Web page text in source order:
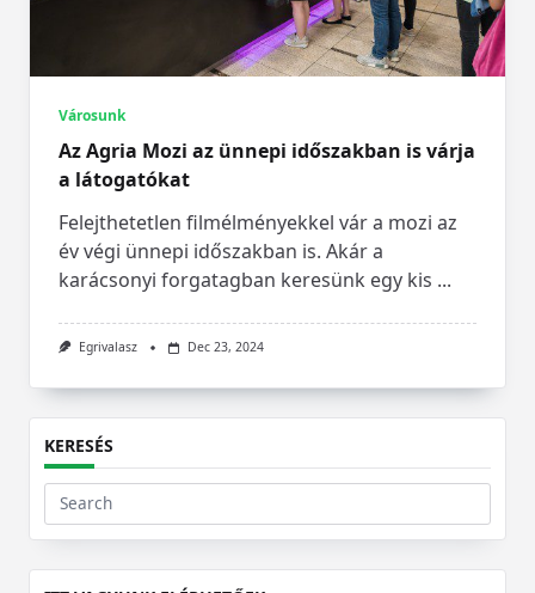
Városunk
Az Agria Mozi az ünnepi időszakban is várja
a látogatókat
Felejthetetlen filmélményekkel vár a mozi az
év végi ünnepi időszakban is. Akár a
karácsonyi forgatagban keresünk egy kis ...
Egrivalasz Dec 23, 2024
KERESÉS
Search
for: